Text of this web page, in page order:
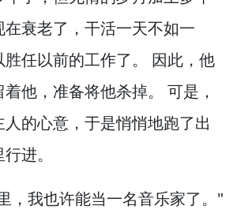
衰老了， 干活一天不如一
任以前的工作了。 因此， 他
他， 准备将他杀掉。
可是，
的心意， 于是悄悄地跑了出
进。
， 我也许能当一名音乐家了。 "